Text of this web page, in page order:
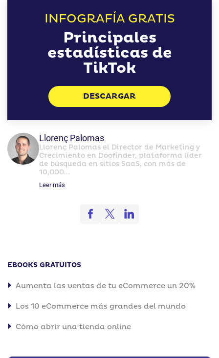
INFOGRAFÍA GRATIS
Principales
estadísticas de
TikTok
DESCARGAR
Llorenç Palomas
Llorenç Palomas el Director de Marketing y
Crecimiento en Doofinder, plataforma líder
de búsqueda en sitios SaaS, con más de
10,000...
Leer más
EBOOKS GRATUITOS
Aumenta las ventas de tu eCommerce un 20%
Los 10 eCommerce más grandes del mundo
Cómo abrir una tienda online